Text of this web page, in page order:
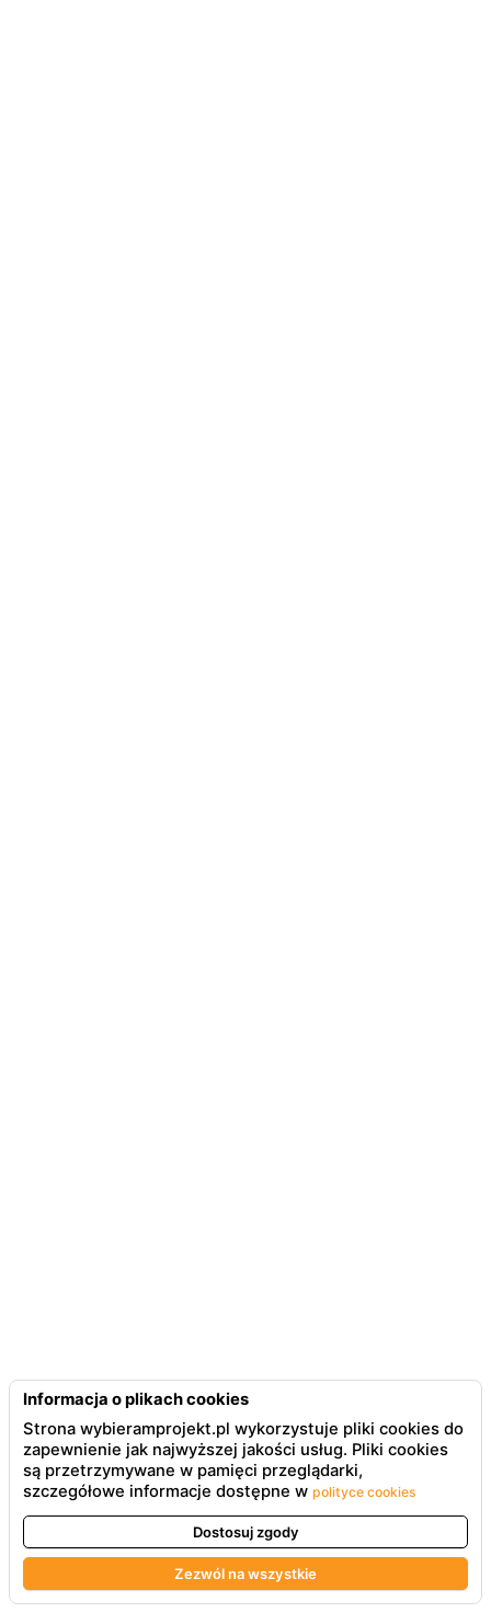
Informacja o plikach cookies
Strona wybieramprojekt.pl wykorzystuje pliki cookies do
zapewnienie jak najwyższej jakości usług. Pliki cookies
są przetrzymywane w pamięci przeglądarki,
szczegółowe informacje dostępne w polityce cookies
Dostosuj zgody
Zezwól na wszystkie